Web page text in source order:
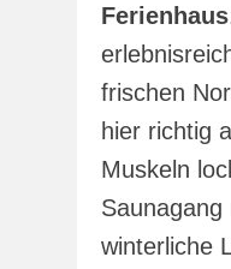
Ferienhaus
frischen
hier richtig
Muskeln
winterliche